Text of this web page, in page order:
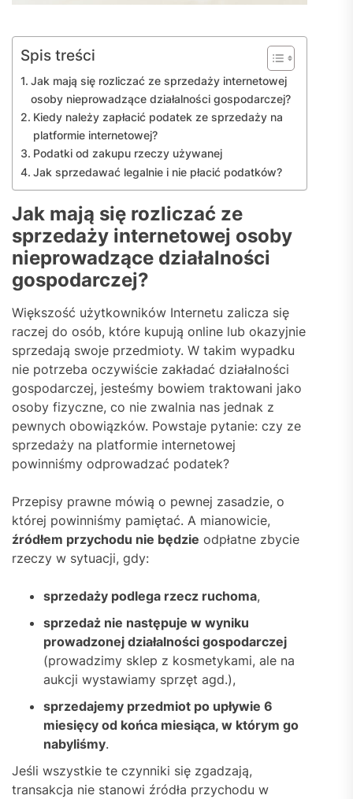
Spis treści
Jak mają się rozliczać ze sprzedaży internetowej
osoby nieprowadzące działalności gospodarczej?
Kiedy należy zapłacić podatek ze sprzedaży na
platformie internetowej?
Podatki od zakupu rzeczy używanej
Jak sprzedawać legalnie i nie płacić podatków?
Jak mają się rozliczać ze
sprzedaży internetowej osoby
nieprowadzące działalności
gospodarczej?
Większość użytkowników Internetu zalicza się
raczej do osób, które kupują online lub okazyjnie
sprzedają swoje przedmioty. W takim wypadku
nie potrzeba oczywiście zakładać działalności
gospodarczej, jesteśmy bowiem traktowani jako
osoby fizyczne, co nie zwalnia nas jednak z
pewnych obowiązków. Powstaje pytanie: czy ze
sprzedaży na platformie internetowej
powinniśmy odprowadzać podatek?
Przepisy prawne mówią o pewnej zasadzie, o
której powinniśmy pamiętać. A mianowicie,
źródłem przychodu nie będzie odpłatne zbycie
rzeczy w sytuacji, gdy:
sprzedaży podlega rzecz ruchoma,
sprzedaż nie następuje w wyniku
prowadzonej działalności gospodarczej
(prowadzimy sklep z kosmetykami, ale na
aukcji wystawiamy sprzęt agd.),
sprzedajemy przedmiot po upływie 6
miesięcy od końca miesiąca, w którym go
nabyliśmy.
Jeśli wszystkie te czynniki się zgadzają,
transakcja nie stanowi źródła przychodu w